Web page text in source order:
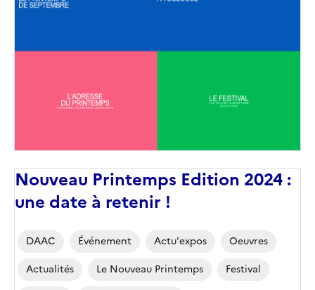
(conseillée)
Nouveau Printemps Edition 2024 :
une date à retenir !
Corps
DAAC Événement Actu'expos
Oeuvres
Actualités
Le Nouveau Printemps
Festival